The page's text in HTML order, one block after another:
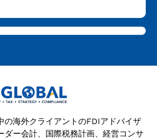
の海外クライアントのFDIアドバイザ
ダー会計、国際税務計画、経営コンサ